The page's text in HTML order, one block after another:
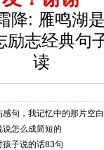
降: 雁鸣湖
励志经典句
读
感句，我记忆中的那片空白
说怎么成简短的
孩子说的话83句